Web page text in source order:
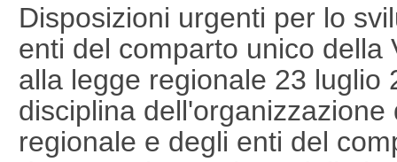
Disposizioni urgenti per lo
enti del comparto unico della
alla legge regionale 23 luglio
disciplina
regionale e degli enti del